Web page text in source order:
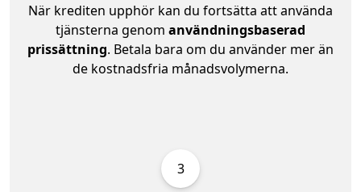
När krediten upphör kan du fortsätta att använda
tjänsterna genom användningsbaserad
prissättning. Betala bara om du använder mer än
de kostnadsfria månadsvolymerna.
3